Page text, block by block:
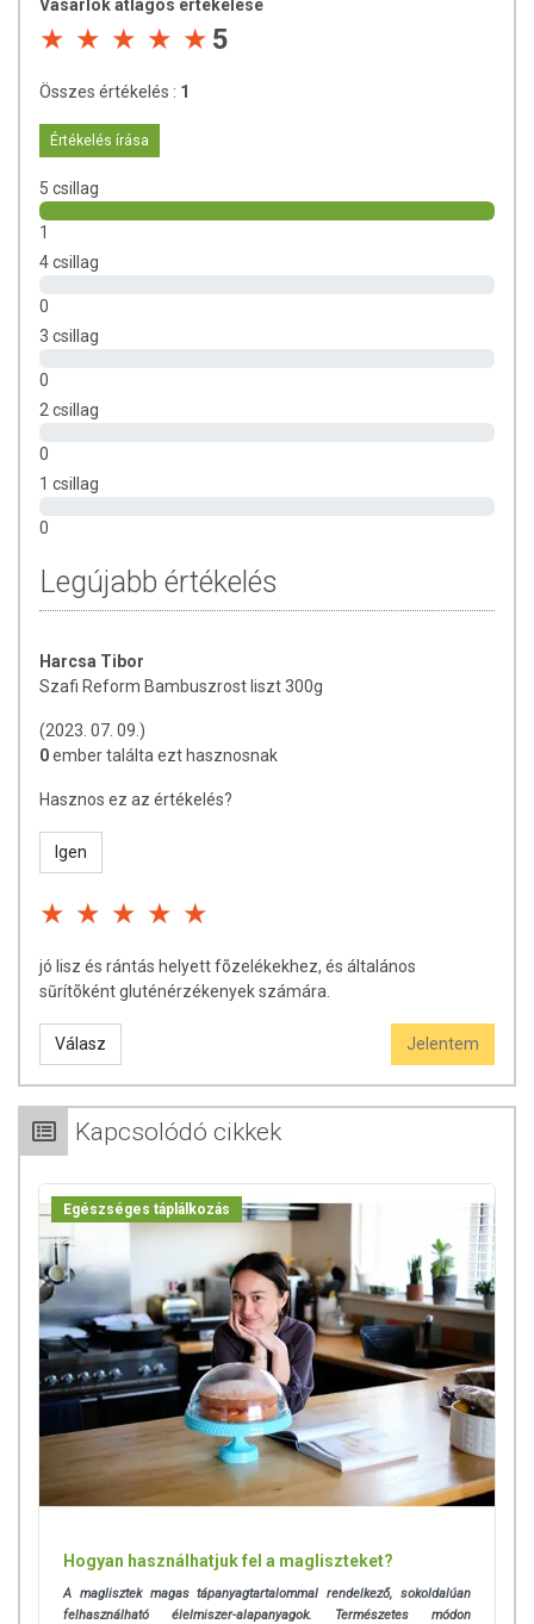
Vásárlók átlagos értékelése
5
Összes értékelés : 1
Értékelés írása
5 csillag
1
4 csillag
0
3 csillag
0
2 csillag
0
1 csillag
0
Legújabb értékelés
Harcsa Tibor
Szafi Reform Bambuszrost liszt 300g
(2023. 07. 09.)
0ember találta ezt hasznosnak
Hasznos ez az értékelés?
Igen
jó lisz és rántás helyett fõzelékekhez, és általános
sũrítõként gluténérzékenyek számára.
Válasz Jelentem
Kapcsolódó cikkek
Egészséges táplálkozás
Hogyan használhatjuk fel a magliszteket?
A maglisztek magas tápanyagtartalommal rendelkező, sokoldalúan
felhasználható élelmiszer-alapanyagok. Természetes módon